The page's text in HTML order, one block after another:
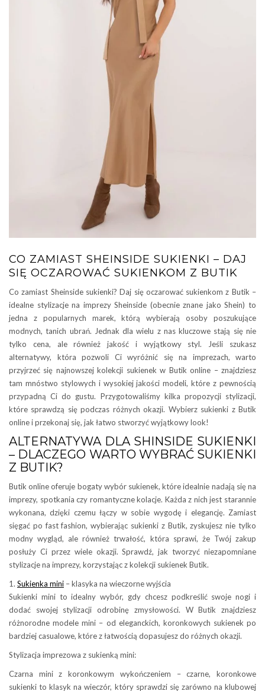
CO ZAMIAST SHEINSIDE SUKIENKI – DAJ
SIĘ OCZAROWAĆ SUKIENKOM Z BUTIK
Co zamiast Sheinside sukienki? Daj się oczarować sukienkom z Butik –
idealne stylizacje na imprezy Sheinside (obecnie znane jako Shein) to
jedna z popularnych marek, którą wybierają osoby poszukujące
modnych, tanich ubrań. Jednak dla wielu z nas kluczowe stają się nie
tylko cena, ale również jakość i wyjątkowy styl. Jeśli szukasz
alternatywy, która pozwoli Ci wyróżnić się na imprezach, warto
przyjrzeć się najnowszej kolekcji sukienek w Butik online – znajdziesz
tam mnóstwo stylowych i wysokiej jakości modeli, które z pewnością
przypadną Ci do gustu. Przygotowaliśmy kilka propozycji stylizacji,
które sprawdzą się podczas różnych okazji. Wybierz sukienki z Butik
online i przekonaj się, jak łatwo stworzyć wyjątkowy look!
ALTERNATYWA DLA SHINSIDE SUKIENKI
– DLACZEGO WARTO WYBRAĆ SUKIENKI
Z BUTIK?
Butik online oferuje bogaty wybór sukienek, które idealnie nadają się na
imprezy, spotkania czy romantyczne kolacje. Każda z nich jest starannie
wykonana, dzięki czemu łączy w sobie wygodę i elegancję. Zamiast
sięgać po fast fashion, wybierając sukienki z Butik, zyskujesz nie tylko
modny wygląd, ale również trwałość, która sprawi, że Twój zakup
posłuży Ci przez wiele okazji. Sprawdź, jak tworzyć niezapomniane
stylizacje na imprezy, korzystając z kolekcji sukienek Butik.
1. Sukienka mini – klasyka na wieczorne wyjścia
Sukienki mini to idealny wybór, gdy chcesz podkreślić swoje nogi i
dodać swojej stylizacji odrobinę zmysłowości. W Butik znajdziesz
różnorodne modele mini – od eleganckich, koronkowych sukienek po
bardziej casualowe, które z łatwością dopasujesz do różnych okazji.
Stylizacja imprezowa z sukienką mini:
Czarna mini z koronkowym wykończeniem – czarne, koronkowe
sukienki to klasyk na wieczór, który sprawdzi się zarówno na klubowej